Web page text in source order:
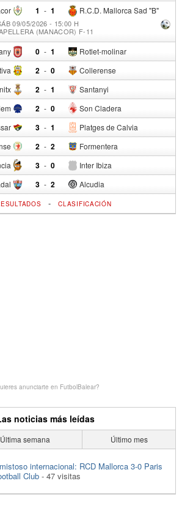
1 - R.C.D. Mallorca Sad "B"
1
09/05/2026 - 15:00 H
(MANACOR) F-11
0 - Rotlet-molinar
1
2 - Collerense
0
2 - Santanyi
1
2 - Son Cladera
0
3 - Platges de Calvia
1
2 - Formentera
2
3 - Inter Ibiza
0
3 - Alcudia
2
-CLASIFICACIÓN
anunciarte en FutbolBalear?
noticias más leídas
Última semana Último mes
internacional: RCD Mallorca 3-0 Paris
Club - 47 visitas